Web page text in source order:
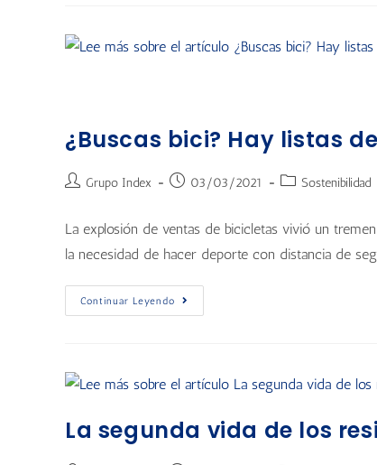
¿Buscas bici? Hay listas
Grupo Index 03/03/2021 Sostenibilidad
La explosión de ventas de bicicletas vivió un
la necesidad de hacer deporte con distancia de
Continuar Leyendo
La segunda vida de los